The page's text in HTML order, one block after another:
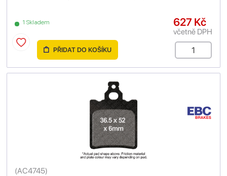
1 Skladem 627 Kč
včetně DPH
PŘIDAT DO KOŠÍKU
(AC4745)